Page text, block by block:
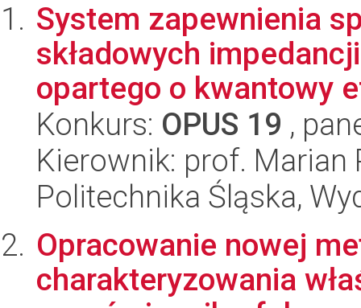
System zapewnienia
składowych
opartego o kwantowy
Konkurs: OPUS 19 ,
Kierownik: prof. Marian
Politechnika Śląska,
Opracowanie nowej
charakteryzowania